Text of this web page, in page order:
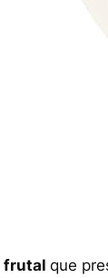
frutal que